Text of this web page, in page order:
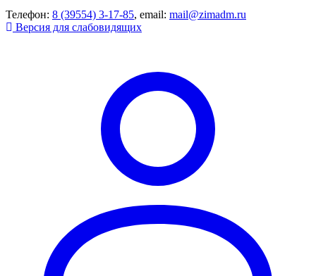
Телефон: 8 (39554) 3-17-85, email: mail@zimadm.ru
Версия для слабовидящих